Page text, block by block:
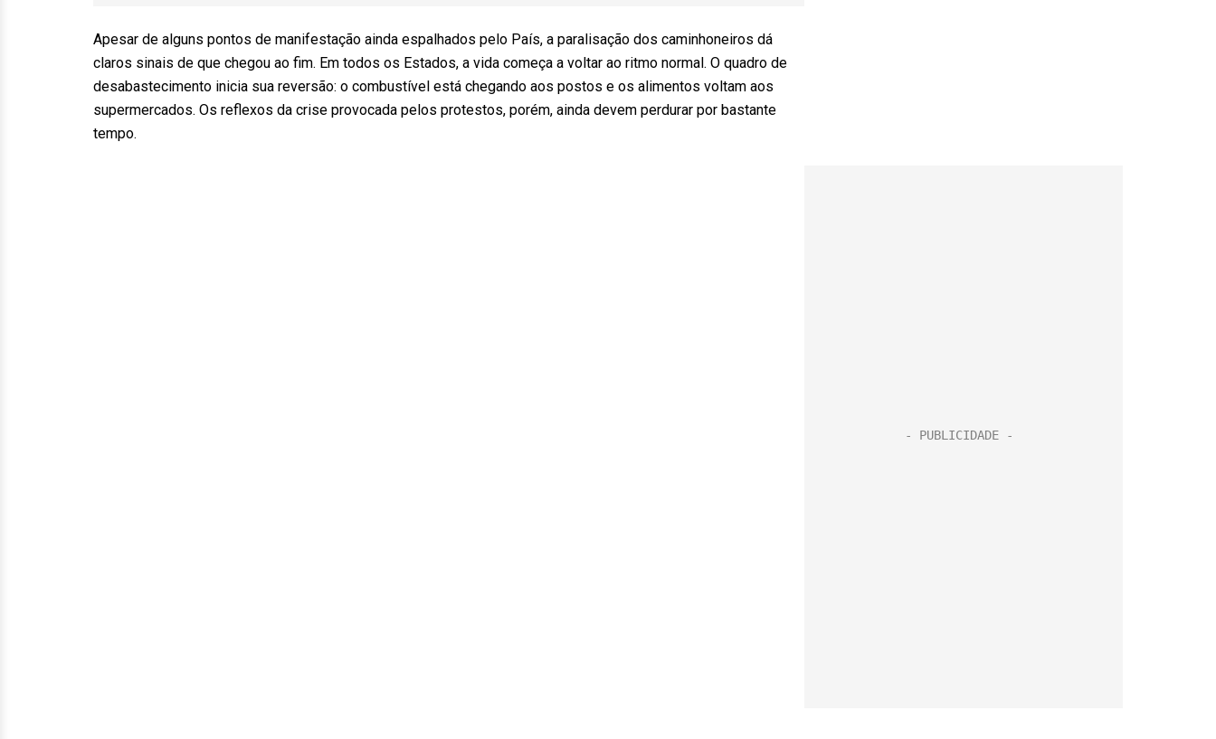
Apesar de alguns pontos de manifestação ainda espalhados pelo País, a paralisação dos caminhoneiros dá
claros sinais de que chegou ao fim. Em todos os Estados, a vida começa a voltar ao ritmo normal. O quadro de
desabastecimento inicia sua reversão: o combustível está chegando aos postos e os alimentos voltam aos
supermercados. Os reflexos da crise provocada pelos protestos, porém, ainda devem perdurar por bastante
tempo.